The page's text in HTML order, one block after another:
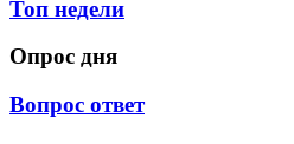
Топ недели
Опрос дня
Вопрос ответ